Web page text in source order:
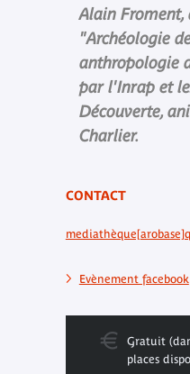
Alain Froment,
"Archéologie
anthropologie
par l'Inrap et
Découverte,
Charlier.
CONTACT
Evènement facebook
Gratuit
places